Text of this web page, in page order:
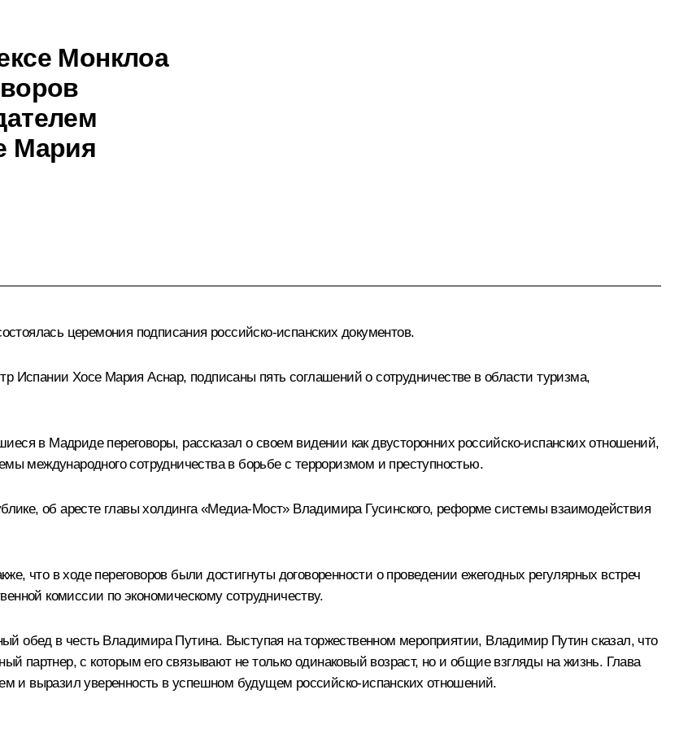
Монклоа
Мария
церемония подписания российско-испанских документов.
Испании Хосе Мария Аснар, подписаны пять соглашений о сотрудничестве в области туризма,
в Мадриде переговоры, рассказал о своем видении как двусторонних российско-испанских отношений,
международного сотрудничества в борьбе с терроризмом и преступностью.
об аресте главы холдинга «Медиа-Мост» Владимира Гусинского, реформе системы взаимодействия
что в ходе переговоров были достигнуты договоренности о проведении ежегодных регулярных встреч
комиссии по экономическому сотрудничеству.
обед в честь Владимира Путина. Выступая на торжественном мероприятии, Владимир Путин сказал, что
партнер, с которым его связывают не только одинаковый возраст, но и общие взгляды на жизнь. Глава
и выразил уверенность в успешном будущем российско-испанских отношений.